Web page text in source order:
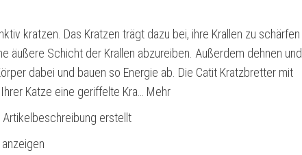
kratzen. Das Kratzen trägt dazu bei, ihre Krallen zu schärfen
äußere Schicht der Krallen abzureiben. Außerdem dehnen und
dabei und bauen so Energie ab. Die Catit Kratzbretter mit
Katze eine geriffelte Kra… Mehr
erstellt